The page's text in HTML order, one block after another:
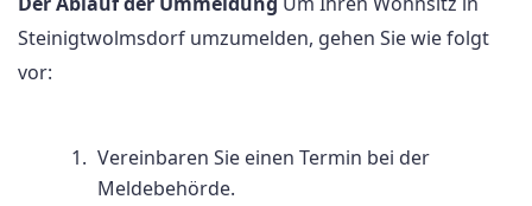
Steinigtwolmsdorf umzumelden, gehen Sie wie folgt
vor:
Vereinbaren Sie einen Termin bei der
Meldebehörde.